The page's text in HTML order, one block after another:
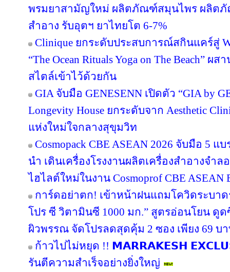
พรมยาสามัญใหม่ ผลิตภัณฑ์สมุนไพร ผลิตภั
สำอาง รับอุตฯ ยาไทยโต 6-7%
Clinique ยกระดับประสบการณ์สกินแคร์สู่
“The Ocean Rituals Yoga on The Beach”
สไตล์เข้าไว้ด้วยกัน
GIA จับมือ GENESENN เปิดตัว “GIA by
Longevity House ยกระดับจาก Aesthetic
แห่งใหม่ใจกลางสุขุมวิท
Cosmopack CBE ASEAN 2026 จับมือ 5
นำ เดินเครื่องโรงงานผลิตเครื่องสำอางจำลอ
ไฮไลต์ใหม่ในงาน Cosmoprof CBE ASEAN
การ์ดอย่าตก! เข้าหน้าฝนแถมโควิดระบา
โปร ซี วิตามินซี 1000 มก.” สูตรอ่อนโยน ดู
ผิวพรรณ จัดโปรลดสุดคุ้ม 2 ซอง เพียง 69 บ
ก้าวไปไม่หยุด !! 𝗠𝗔𝗥𝗥𝗔𝗞𝗘𝗦𝗛
รันตีความสำเร็จอย่างยิ่งใหญ่